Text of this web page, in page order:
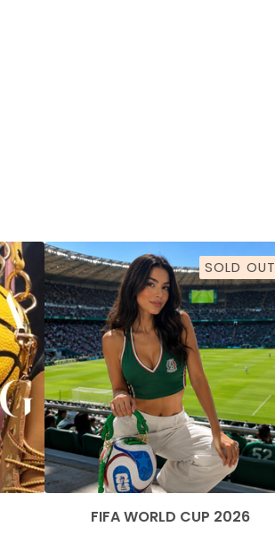
SOLD OUT
FIFA WORLD CUP 2026